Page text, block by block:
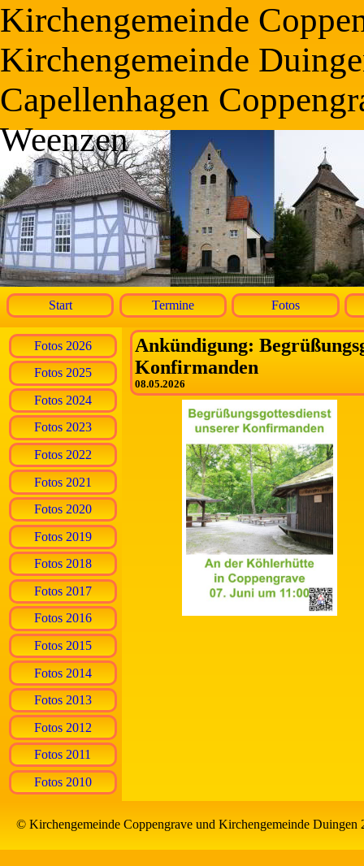
Kirchengemeinde
Kirchengemeinde
Capellenhagen
Weenzen
Start Termine Fotos
Fotos 2026
Fotos 2025
Fotos 2024
Fotos 2023
Fotos 2022
Fotos 2021
Fotos 2020
Fotos 2019
Fotos 2018
Fotos 2017
Fotos 2016
Fotos 2015
Fotos 2014
Fotos 2013
Fotos 2012
Fotos 2011
Fotos 2010
Ankündigung:
Konfirmanden
08.05.2026
© Kirchengemeinde Coppengrave und Kirchengemeinde Duingen